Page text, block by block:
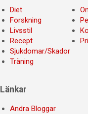
Diet
Forskning
Livsstil
Recept
Sjukdomar/Skador
Träning
Länkar
Andra Bloggar